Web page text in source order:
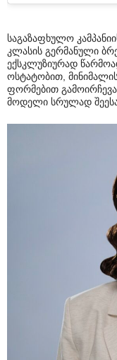
საგაზაფხულო
კლასის გერმანული
ექსკლუზიურად
ოსტატობით,
ფორმებით
მოდელი სრულად